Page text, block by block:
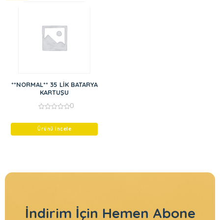
**NORMAL** 35 LİK BATARYA
KARTUŞU
of
0
Ürünü İncele
İndirim İçin Hemen Abone